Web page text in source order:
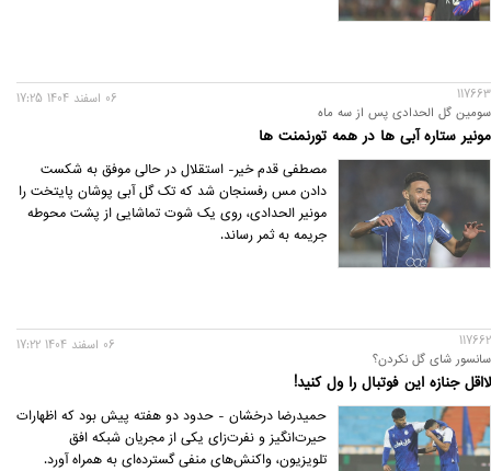
117663
سومین گل الحدادی پس از سه ماه
مونیر ستاره آبی ها در همه تورنمنت ها
06 اسفند 1404 17:25
مصطفی قدم خیر- استقلال در حالی موفق به شکست
دادن مس رفسنجان شد که تک گل آبی پوشان پایتخت را
مونیر الحدادی، روی یک شوت تماشایی از پشت محوطه
جریمه به ثمر رساند.
117662
سانسور شای گل نکردن؟
لااقل جنازه این فوتبال را ول کنید!
06 اسفند 1404 17:22
حمیدرضا درخشان - حدود دو هفته پیش بود که اظهارات
حیرت‌انگیز و نفرت‌زای یکی از مجریان شبکه افق
تلویزیون، واکنش‌های منفی گسترده‌ای به همراه آورد.